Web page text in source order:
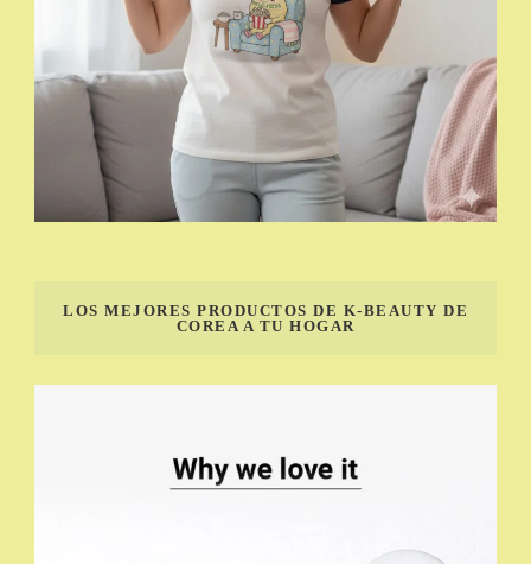
LOS MEJORES PRODUCTOS DE K-BEAUTY DE
COREA A TU HOGAR